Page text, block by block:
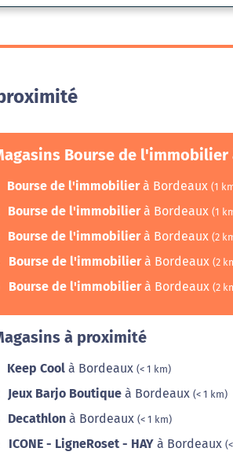
Bourse de
Bourse de l'immobilierà Bordeaux (1
Bourse de l'immobilierà Bordeaux (1
Bourse de l'immobilierà Bordeaux (2
Bourse de l'immobilierà Bordeaux (2
Bourse de l'immobilierà Bordeaux (2
à proximité
Keep Cool à Bordeaux (< 1 km)
Jeux Barjo Boutique à Bordeaux (< 1 km)
Decathlon à Bordeaux (< 1 km)
ICONE - LigneRoset - HAY à Bordeaux